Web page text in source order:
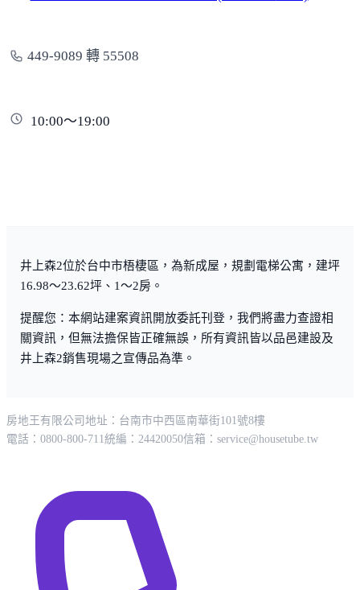
449-9089 轉 55508
10:00～19:00
井上森2位於台中市梧棲區，為新成屋，規劃電梯公寓，建坪
16.98～23.62坪、1～2房。
提醒您：本網站建案資訊開放委託刊登，我們將盡力查證相
關資訊，但無法擔保皆正確無誤，所有資訊皆以品邑建設及
井上森2銷售現場之宣傳品為準。
房地王有限公司 地址：台南市中西區南華街101號8樓
電話：0800-800-711統編：24420050信箱： service@housetube.tw